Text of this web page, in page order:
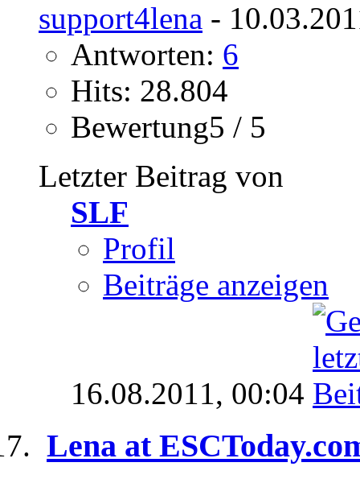
support4lena -
Antworten: 6
Hits: 28.804
Bewertung5 / 5
Letzter Beitrag von
SLF
Profil
Beiträge anzeigen
16.08.2011, 00:04
Lena at